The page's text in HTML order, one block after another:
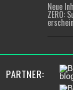
Neue
ZERO:
PARTNER: